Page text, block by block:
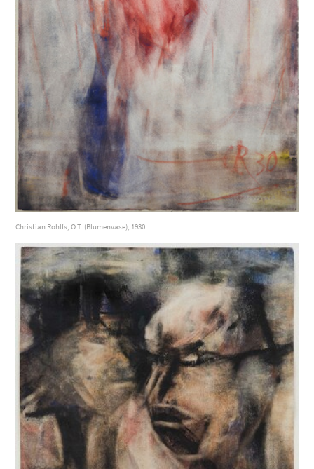
Christian Rohlfs, O.T. (Blumenvase), 1930